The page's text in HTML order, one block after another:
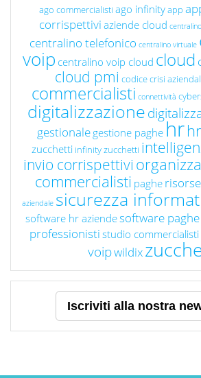
ago commercialisti ago infinityapp
corrispettivi aziende cloud centralino
centralino telefonico centralino virtuale
voip centralino voip cloud cloud
cloud pmi codice crisi
commercialisti connettività
digitalizzazione
gestionale gestione paghe hr
zucchetti infinity zucchetti
invio corrispettivi
commercialisti paghe
aziendale sicurezza
software hr aziendesoftware paghe
professionisti studio commercialisti
voipwildix
Iscriviti alla nostra